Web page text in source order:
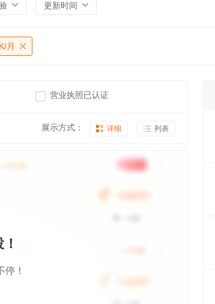
更新时间
月
营业执照已认证
展示方式： 详细 列表
！